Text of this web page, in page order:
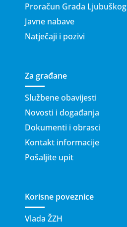
Proračun Grada Ljubuškog
Javne nabave
Natječaji i pozivi
Za građane
Službene obavijesti
Novosti i događanja
Dokumenti i obrasci
Kontakt informacije
Pošaljite upit
Korisne poveznice
Vlada ŽZH